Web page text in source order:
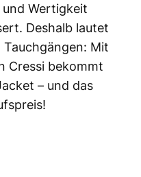
Wertigkeit
Deshalb lautet
Mit
Cressi bekommt
– und das